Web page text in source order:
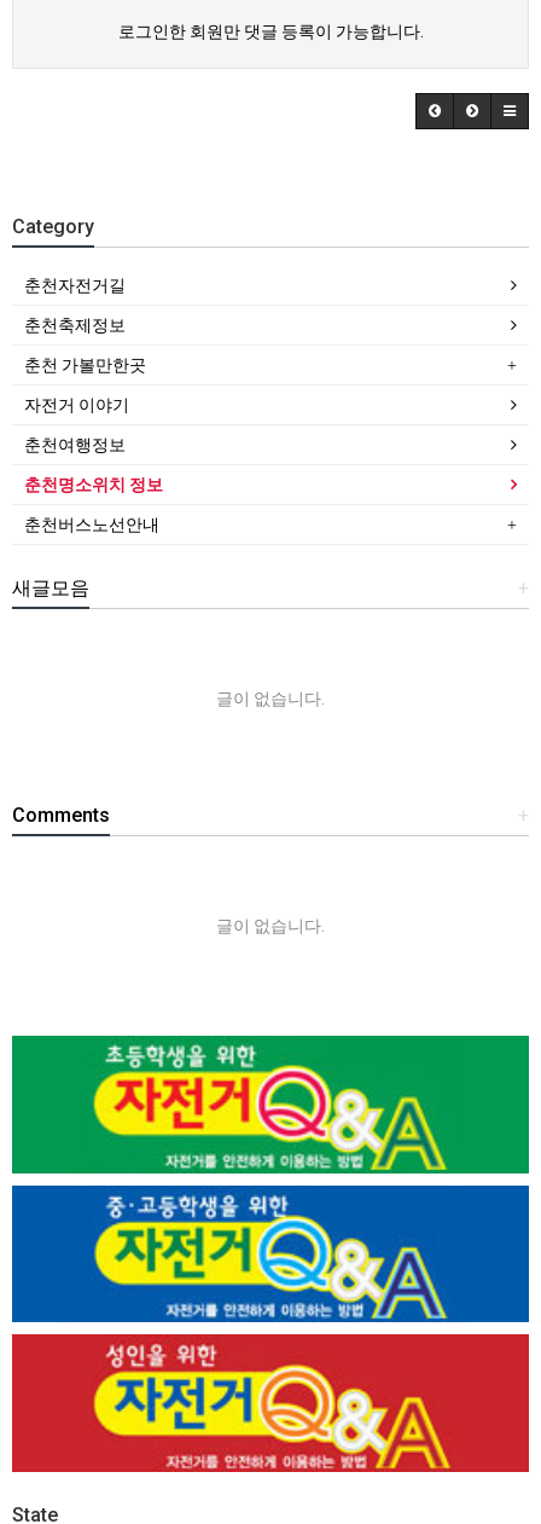
로그인한 회원만 댓글 등록이 가능합니다.
Category
춘천자전거길
춘천축제정보
춘천 가볼만한곳
자전거 이야기
춘천여행정보
춘천명소위치 정보
춘천버스노선안내
+
새글모음
글이 없습니다.
+
Comments
글이 없습니다.
State